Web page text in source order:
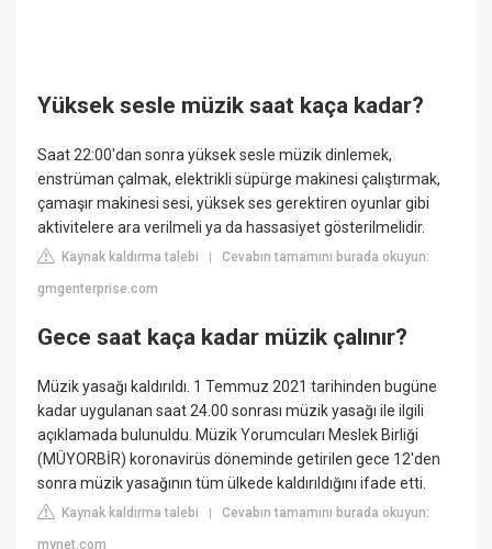
Yüksek sesle müzik saat kaça kadar?
Saat 22:00'dan sonra yüksek sesle müzik dinlemek,
enstrüman çalmak, elektrikli süpürge makinesi çalıştırmak,
çamaşır makinesi sesi, yüksek ses gerektiren oyunlar gibi
aktivitelere ara verilmeli ya da hassasiyet gösterilmelidir.
Kaynak kaldırma talebi |Cevabın tamamını burada okuyun:
gmgenterprise.com
Gece saat kaça kadar müzik çalınır?
Müzik yasağı kaldırıldı. 1 Temmuz 2021 tarihinden bugüne
kadar uygulanan saat 24.00 sonrası müzik yasağı ile ilgili
açıklamada bulunuldu. Müzik Yorumcuları Meslek Birliği
(MÜYORBİR) koronavirüs döneminde getirilen gece 12'den
sonra müzik yasağının tüm ülkede kaldırıldığını ifade etti.
Kaynak kaldırma talebi |Cevabın tamamını burada okuyun:
mynet.com